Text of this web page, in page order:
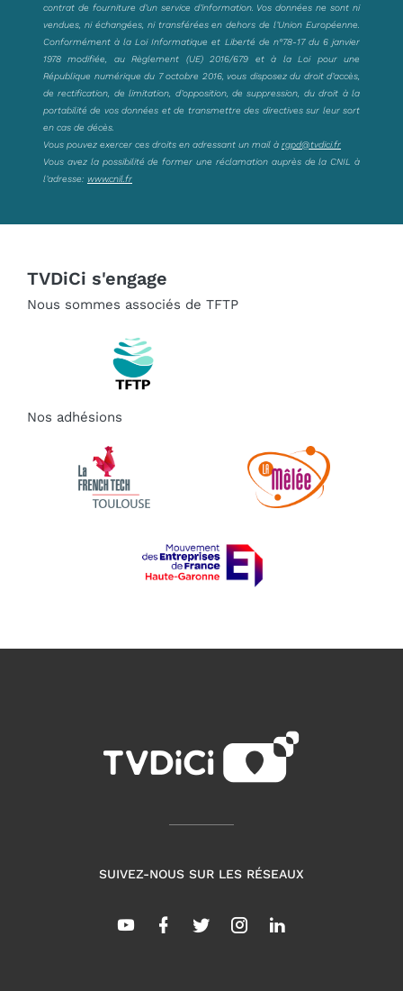
contrat de fourniture d’un service d’information. Vos données ne sont ni
vendues, ni échangées, ni transférées en dehors de l’Union Européenne.
Conformément à la Loi Informatique et Liberté de n°78-17 du 6 janvier
1978 modifiée, au Règlement (UE) 2016/679 et à la Loi pour une
République numérique du 7 octobre 2016, vous disposez du droit d’accès,
de rectification, de limitation, d’opposition, de suppression, du droit à la
portabilité de vos données et de transmettre des directives sur leur sort
en cas de décès.
Vous pouvez exercer ces droits en adressant un mail à rgpd@tvdici.fr
Vous avez la possibilité de former une réclamation auprès de la CNIL à
l’adresse: www.cnil.fr
TVDiCi s'engage
Nous sommes associés de TFTP
Nos adhésions
SUIVEZ-NOUS SUR LES RÉSEAUX